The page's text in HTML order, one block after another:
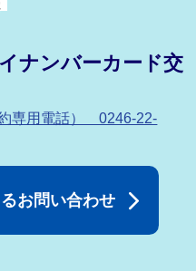
ナンバーカード交
専用電話） 0246-22-
お問い合わせ